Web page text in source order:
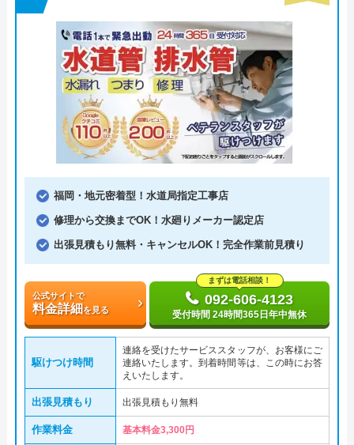
福岡・地元密着型！水道局指定工事店
修理から交換までOK！水廻りメーカー認定店
出張見積もり無料・キャンセルOK！完全作業前見積り
公式サイトで
料金詳細を見る
まずは電話相談！
092-606-4123
受付時間 24時間365日年中無休
駆けつけ時間
連絡を受けたサービススタッフが、お客様にご
連絡いたします。到着時間等は、この時にお答
えいたします。
出張見積もり 出張見積もり無料
作業料金 基本料金3,300円